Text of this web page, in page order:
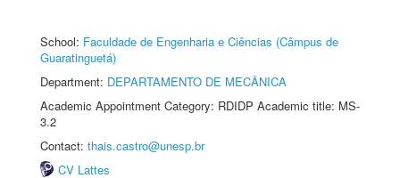
School: Faculdade de Engenharia e Ciências (Câmpus de
Guaratinguetá)
Department: DEPARTAMENTO DE MECÂNICA
Academic Appointment Category: RDIDP Academic title: MS-
3.2
Contact: thais.castro@unesp.br
CV Lattes